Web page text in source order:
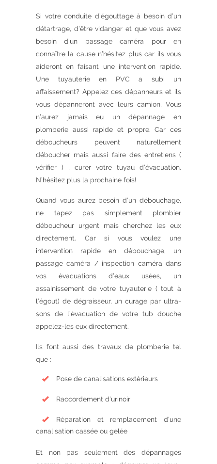
Si votre conduite d’égouttage à besoin d’un
détartrage, d’être vidanger et que vous avez
besoin d’un passage caméra pour en
connaître la cause n’hésitez plus car ils vous
aideront en faisant une intervention rapide.
Une tuyauterie en PVC a subi un
affaissement? Appelez ces dépanneurs et ils
vous dépanneront avec leurs camion, Vous
n’aurez jamais eu un dépannage en
plomberie aussi rapide et propre. Car ces
déboucheurs peuvent naturellement
déboucher mais aussi faire des entretiens (
vérifier ) , curer votre tuyau d’évacuation.
N’hésitez plus la prochaine fois!
Quand vous aurez besoin d’un débouchage,
ne tapez pas simplement plombier
déboucheur urgent mais cherchez les eux
directement. Car si vous voulez une
intervention rapide en débouchage, un
passage caméra / inspection caméra dans
vos évacuations d’eaux usées, un
assainissement de votre tuyauterie ( tout à
l’égout) de dégraisseur, un curage par ultra-
sons de l’évacuation de votre tub douche
appelez-les eux directement.
Ils font aussi des travaux de plomberie tel
que :
Pose de canalisations extérieurs
Raccordement d’urinoir
Réparation et remplacement d’une
canalisation cassée ou gelée
Et non pas seulement des dépannages